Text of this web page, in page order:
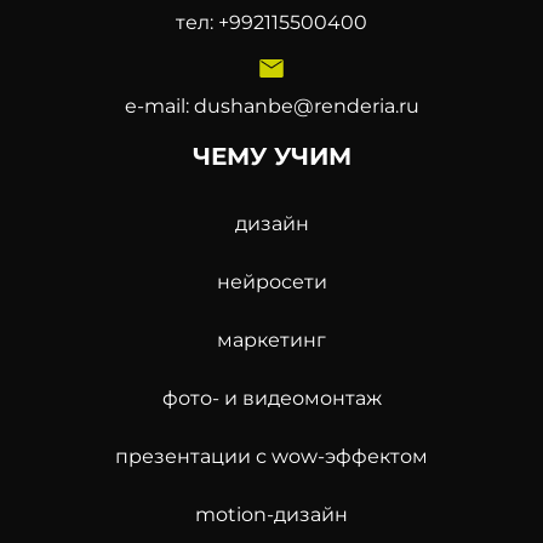
тел: ‪+992115500400‬
e-mail: dushanbe@renderia.ru
ЧЕМУ УЧИМ
дизайн
нейросети
маркетинг
фото- и видеомонтаж
презентации с wow-эффектом
motion-дизайн